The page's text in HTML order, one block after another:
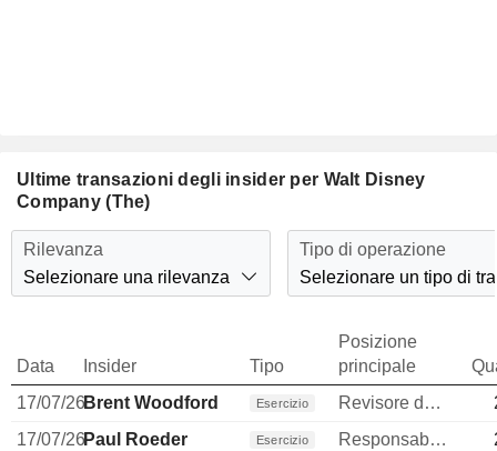
Ultime transazioni degli insider per Walt Disney
Company (The)
Rilevanza
Selezionare una rilevanza
Tipo di operazione
Selezionare un tipo di
Data Insider Tipo
Posizione
principale
17/07/26Brent Woodford Esercizio Revisore dei conti / collegio sindacale
17/07/26Paul Roeder Esercizio Responsabile della comunicazione